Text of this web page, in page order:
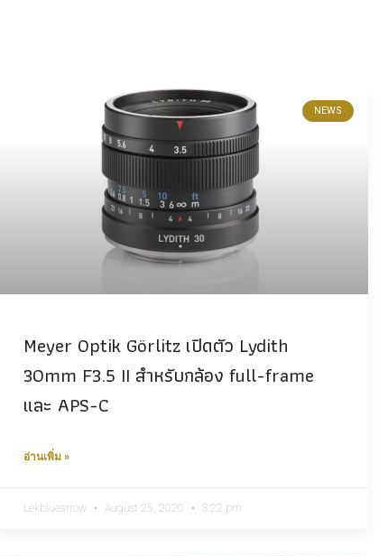
NEWS
Meyer Optik Görlitz เปิดตัว Lydith
30mm F3.5 II สำหรับกล้อง full-frame
และ APS-C
อ่านเพิ่ม »
Lekbluearrow August 25, 2020 3:22 pm